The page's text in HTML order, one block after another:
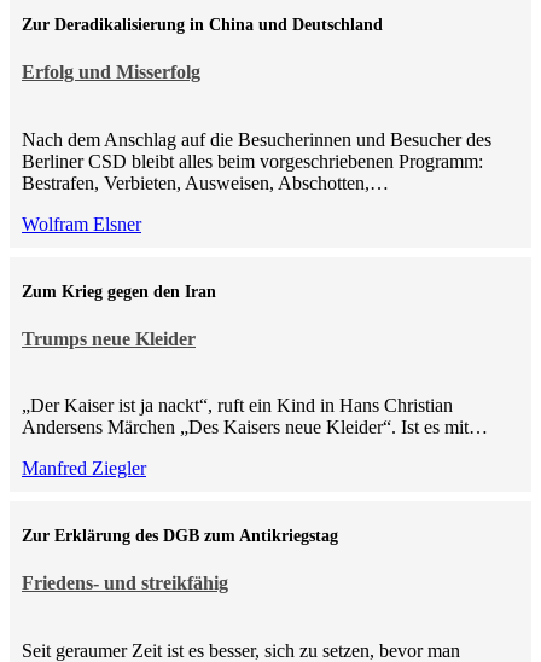
Erfolg und Misserfolg
Zur Deradikalisierung in China und Deutschland
Nach dem Anschlag auf die Besucherinnen und Besucher des
Berliner CSD bleibt alles beim vorgeschriebenen Programm:
Bestrafen, Verbieten, Ausweisen, Abschotten,…
Wolfram Elsner
Trumps neue Kleider
Zum Krieg gegen den Iran
„Der Kaiser ist ja nackt“, ruft ein Kind in Hans Christian
Andersens Märchen „Des Kaisers neue Kleider“. Ist es mit…
Manfred Ziegler
Friedens- und streikfähig
Zur Erklärung des DGB zum Antikriegstag
Seit geraumer Zeit ist es besser, sich zu setzen, bevor man